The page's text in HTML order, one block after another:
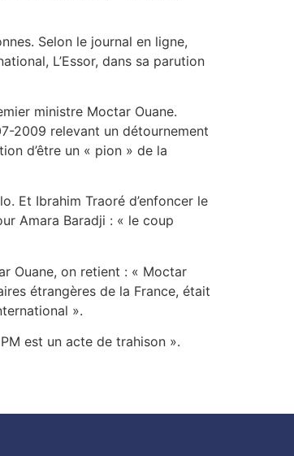
Selon le journal en ligne,
L’Essor, dans sa parution
ministre Moctar Ouane.
2009 relevant un détournement
d’être un « pion » de la
Et Ibrahim Traoré d’enfoncer le
Amara Baradji : « le coup
Ouane, on retient : « Moctar
étrangères de la France, était
».
est un acte de trahison ».